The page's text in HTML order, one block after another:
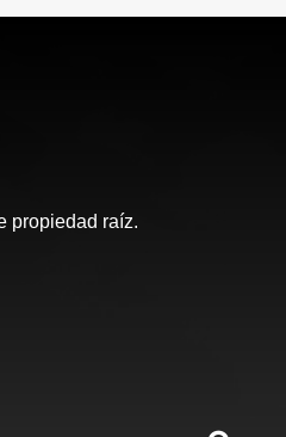
$520.000.000
propiedad raíz.